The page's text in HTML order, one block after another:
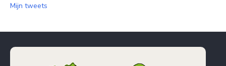
Mijn tweets